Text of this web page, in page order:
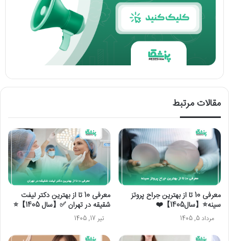
مقالات مرتبط
معرفی 10 تا از بهترین جراح پروتز
سینه⭐【سال1405】❤️
مرداد 5, 1405
معرفی 10 تا از بهترین دکتر لیفت
شقیقه در تهران ✅【سال 1405】⭐
تیر 17, 1405